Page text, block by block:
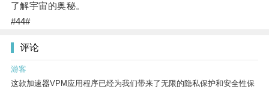
了解宇宙的奥秘。
#44#
评论
游客
这款加速器VPM应用程序已经为我们带来了无限的隐私保护和安全性保